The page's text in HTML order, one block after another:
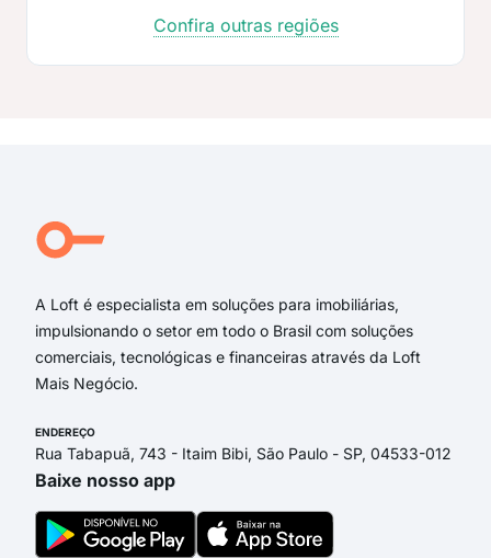
Confira outras regiões
A Loft é especialista em soluções para imobiliárias,
impulsionando o setor em todo o Brasil com soluções
comerciais, tecnológicas e financeiras através da Loft
Mais Negócio.
ENDEREÇO
Rua Tabapuã, 743 - Itaim Bibi, São Paulo - SP, 04533-012
Baixe nosso app